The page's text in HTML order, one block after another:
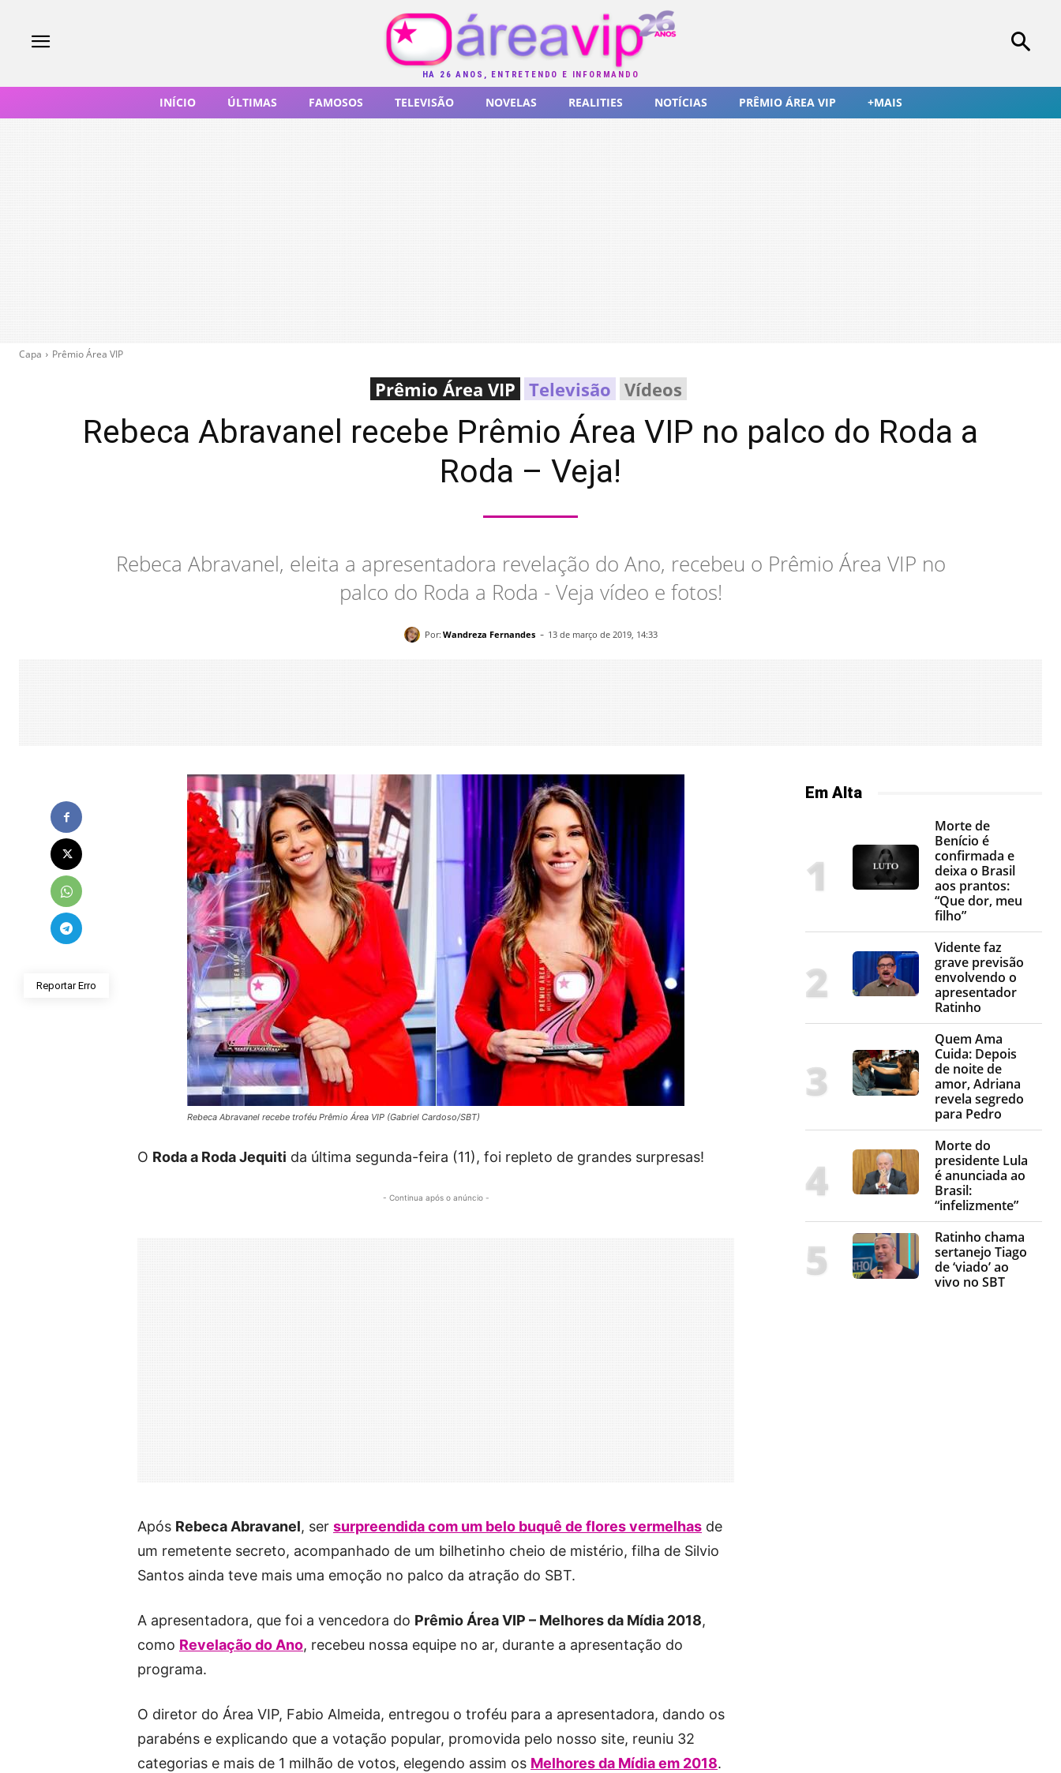
HÁ 26 ANOS, ENTRETENDO E INFORMANDO
INÍCIO ÚLTIMAS FAMOSOS TELEVISÃO NOVELAS REALITIES NOTÍCIAS PRÊMIO ÁREA VIP +MAIS
Capa Prêmio Área VIP
Prêmio Área VIP Televisão Vídeos
Rebeca Abravanel recebe Prêmio Área VIP no palco do Roda a
Roda – Veja!
Rebeca Abravanel, eleita a apresentadora revelação do Ano, recebeu o Prêmio Área VIP no
palco do Roda a Roda - Veja vídeo e fotos!
Por: Wandreza Fernandes - 13 de março de 2019, 14:33
Reportar Erro
Rebeca Abravanel recebe troféu Prêmio Área VIP (Gabriel Cardoso/SBT)
O Roda a Roda Jequiti da última segunda-feira (11), foi repleto de grandes surpresas!
- Continua após o anúncio -
Após Rebeca Abravanel, ser surpreendida com um belo buquê de flores vermelhas de
um remetente secreto, acompanhado de um bilhetinho cheio de mistério, filha de Silvio
Santos ainda teve mais uma emoção no palco da atração do SBT.
A apresentadora, que foi a vencedora do Prêmio Área VIP – Melhores da Mídia 2018,
como Revelação do Ano, recebeu nossa equipe no ar, durante a apresentação do
programa.
O diretor do Área VIP, Fabio Almeida, entregou o troféu para a apresentadora, dando os
parabéns e explicando que a votação popular, promovida pelo nosso site, reuniu 32
categorias e mais de 1 milhão de votos, elegendo assim os Melhores da Mídia em 2018.
Em Alta
Morte de
Benício é
confirmada e
deixa o Brasil
aos prantos:
“Que dor, meu
filho”
Vidente faz
grave previsão
envolvendo o
apresentador
Ratinho
Quem Ama
Cuida: Depois
de noite de
amor, Adriana
revela segredo
para Pedro
Morte do
presidente Lula
é anunciada ao
Brasil:
“infelizmente”
Ratinho chama
sertanejo Tiago
de ‘viado’ ao
vivo no SBT